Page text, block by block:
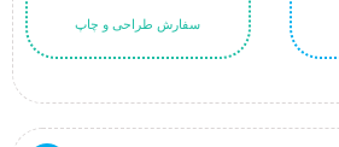
سفارش طراحی و چاپ